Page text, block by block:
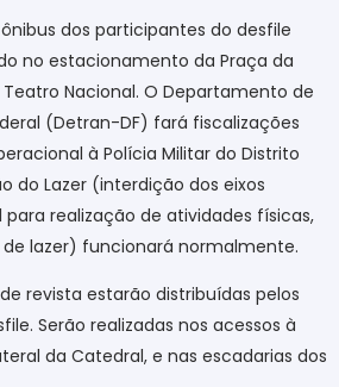
dos participantes do desfile
no estacionamento da Praça da
Nacional. O Departamento de
(Detran-DF) fará fiscalizações
à Polícia Militar do Distrito
do Lazer (interdição dos eixos
para realização de atividades físicas,
lazer) funcionará normalmente.
revista estarão distribuídas pelos
Serão realizadas nos acessos à
da Catedral, e nas escadarias dos